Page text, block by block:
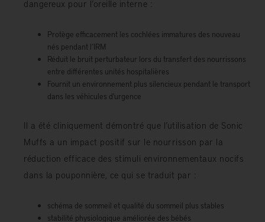
dangereux pour l’oreille interne :
Protège efficacement les cochlées immatures des nouveau
nés pendant l’IRM
Réduit le bruit perturbateur lors du transfert des nourrissons
entre différentes unités hospitalières
Fournit un environnement plus silencieux pendant le transport
dans les véhicules d'urgence
Il a été cliniquement démontré que l’utilisation de Sonic
Muffs a un impact positif sur le nourrisson par la
réduction efficace des stimuli environnementaux nocifs
dans la pouponnière, ce qui se traduit par :
schéma de sommeil et qualité du sommeil plus stables
stabilité physiologique améliorée des bébés